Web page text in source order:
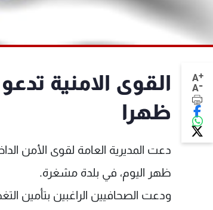
A+
A-
القوى الامنية
ظهرا
دعت المديرية العامة لقوى الأمن
ظهر اليوم، في بلدة مشغرة.
ودعت الصحافيين الراغبين بتأمين